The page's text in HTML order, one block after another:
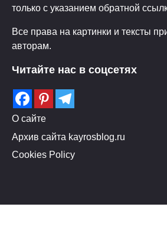
только с указанием обратной
Все права на картинки и тексты
авторам.
Читайте нас в соцсетях
О сайте
Архив сайта kayrosblog.ru
Cookies Policy